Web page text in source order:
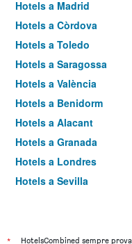
Hotels a Madrid
Hotels a Còrdova
Hotels a Toledo
Hotels a Saragossa
Hotels a València
Hotels a Benidorm
Hotels a Alacant
Hotels a Granada
Hotels a Londres
Hotels a Sevilla
HotelsCombined sempre